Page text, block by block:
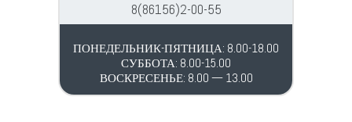
8(86156)2-00-55
ПОНЕДЕЛЬНИК-ПЯТНИЦА: 8.00-18.00
СУББОТА: 8.00-15.00
ВОСКРЕСЕНЬЕ: 8.00 — 13.00